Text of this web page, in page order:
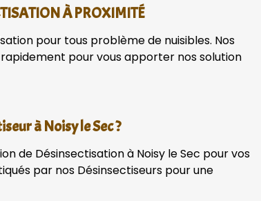
À PROXIMITÉ
pour tous problème de nuisibles. Nos
pour vous apporter nos solution
à Noisy le Sec ?
de Désinsectisation à Noisy le Sec pour vos
par nos Désinsectiseurs pour une